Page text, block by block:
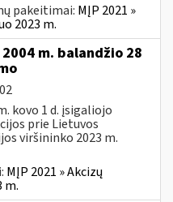
pakeitimai: MĮP 2021 »
2023 m.
m. balandžio 28
kovo 1 d. įsigaliojo
prie Lietuvos
viršininko 2023 m.
MĮP 2021 » Akcizų
m.